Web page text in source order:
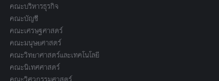
คณะบริหารธุรกิจ
คณะบัญชี
คณะเศรษฐศาสตร์
คณะมนุษยศาสตร์
คณะวิทยาศาสตร์และเทคโนโลยี
คณะนิเทศศาสตร์